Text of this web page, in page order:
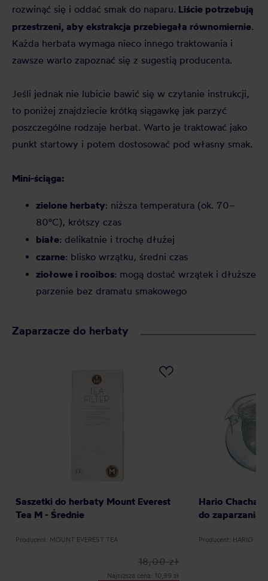
rozwinąć się i oddać smak do naparu. Liście potrzebują
przestrzeni, aby ekstrakcja przebiegała równomiernie.
Każda herbata wymaga nieco innego traktowania i
zawsze warto zapoznać się z sugestią producenta.
Jeśli jednak nie lubicie bawić się w czytanie instrukcji,
to poniżej znajdziecie krótką siągawkę jak parzyć
poszczególne rodzaje herbat. Warto je traktować jako
punkt startowy i potem dostosować pod własny smak.
Mini-ściąga:
zielone herbaty: niższa temperatura (ok. 70–
80°C), krótszy czas
białe: delikatnie i trochę dłużej
czarne: blisko wrzątku, średni czas
ziołowe i rooibos: mogą dostać wrzątek i dłuższe
parzenie bez dramatu smakowego
Zaparzacze do herbaty
Saszetki do herbaty Mount Everest
Tea M - Średnie
Producent: MOUNT EVEREST TEA
18,00 zł
Najniższa cena: 10,99 zł
Hario Chacha
do zaparzania
Producent: HARIO